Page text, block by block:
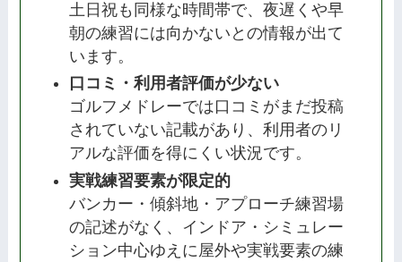
土日祝も同様な時間帯で、夜遅くや早
朝の練習には向かないとの情報が出て
います。
口コミ・利用者評価が少ない
ゴルフメドレーでは口コミがまだ投稿
されていない記載があり、利用者のリ
アルな評価を得にくい状況です。
実戦練習要素が限定的
バンカー・傾斜地・アプローチ練習場
の記述がなく、インドア・シミュレー
ション中心ゆえに屋外や実戦要素の練